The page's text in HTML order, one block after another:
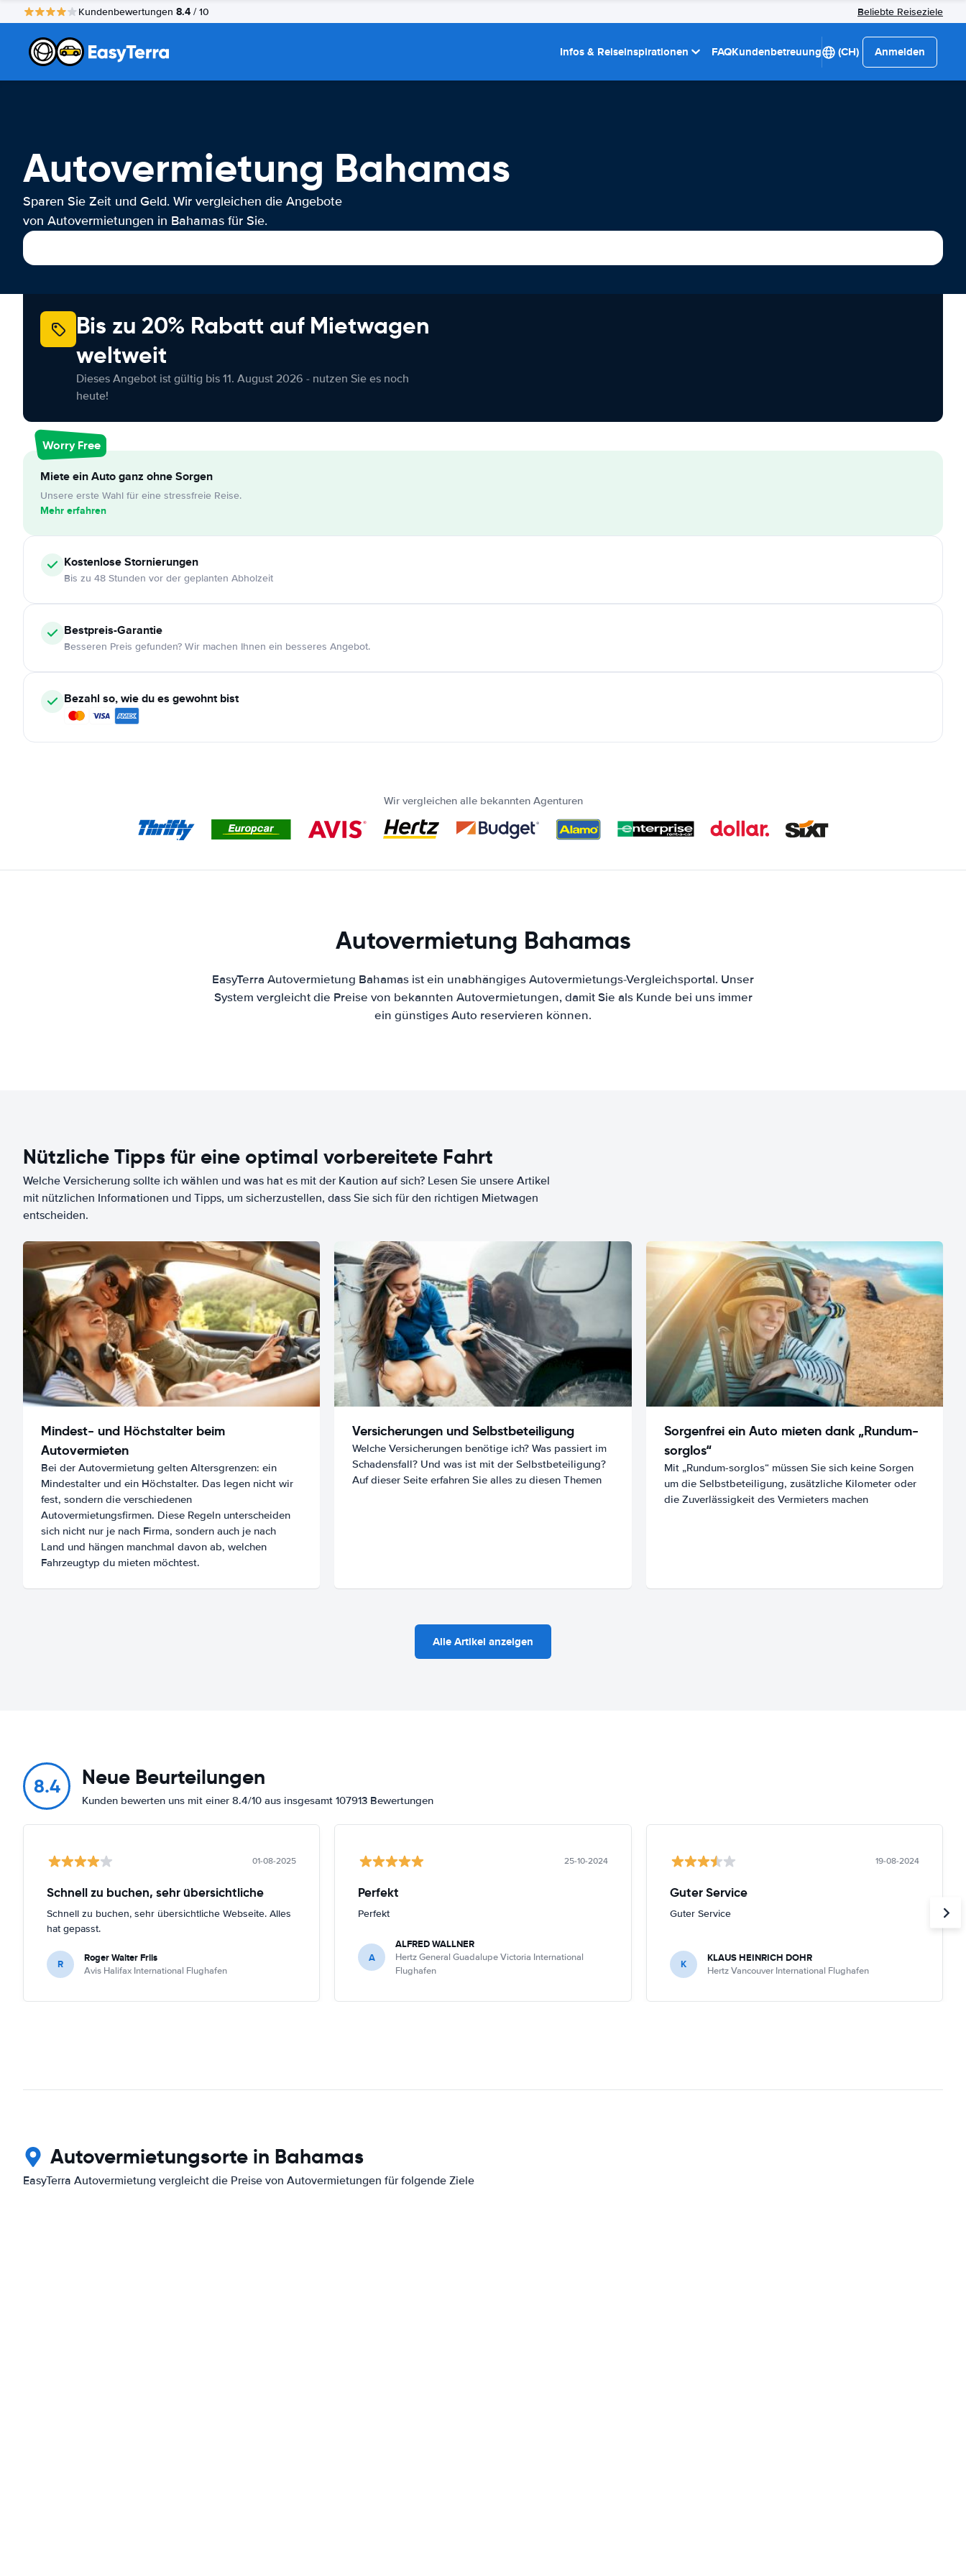
Kundenbewertungen 8.4 / 10 Beliebte Reiseziele
Infos & Reiseinspirationen FAQKundenbetreuung (CH) Anmelden
Autovermietung Bahamas
Sparen Sie Zeit und Geld. Wir vergleichen die Angebote
von Autovermietungen in Bahamas für Sie.
Bis zu 20% Rabatt auf Mietwagen
weltweit
Dieses Angebot ist gültig bis 11. August 2026 - nutzen Sie es noch
heute!
Worry Free
Miete ein Auto ganz ohne Sorgen
Unsere erste Wahl für eine stressfreie Reise.
Mehr erfahren
KostenloseStornierungen
Bis zu 48 Stunden vor der geplanten Abholzeit
Bestpreis-Garantie
Besseren Preis gefunden? Wir machen Ihnen ein besseres Angebot.
Bezahl so, wie du es gewohnt bist
Wir vergleichen alle bekannten Agenturen
Autovermietung Bahamas
EasyTerra Autovermietung Bahamas ist ein unabhängiges Autovermietungs-Vergleichsportal. Unser
System vergleicht die Preise von bekannten Autovermietungen, damit Sie als Kunde bei uns immer
ein günstiges Auto reservieren können.
Nützliche Tipps für eine optimal vorbereitete Fahrt
Welche Versicherung sollte ich wählen und was hat es mit der Kaution auf sich? Lesen Sie unsere Artikel
mit nützlichen Informationen und Tipps, um sicherzustellen, dass Sie sich für den richtigen Mietwagen
entscheiden.
Mindest- und Höchstalter beim
Autovermieten
Bei der Autovermietung gelten Altersgrenzen: ein
Mindestalter und ein Höchstalter. Das legen nicht wir
fest, sondern die verschiedenen
Autovermietungsfirmen. Diese Regeln unterscheiden
sich nicht nur je nach Firma, sondern auch je nach
Land und hängen manchmal davon ab, welchen
Fahrzeugtyp du mieten möchtest.
Versicherungen und Selbstbeteiligung
Welche Versicherungen benötige ich? Was passiert im
Schadensfall? Und was ist mit der Selbstbeteiligung?
Auf dieser Seite erfahren Sie alles zu diesen Themen
Sorgenfrei ein Auto mieten dank „Rundum-
sorglos“
Mit „Rundum-sorglos“ müssen Sie sich keine Sorgen
um die Selbstbeteiligung, zusätzliche Kilometer oder
die Zuverlässigkeit des Vermieters machen
Alle Artikel anzeigen
8.4 Neue Beurteilungen
Kunden bewerten uns mit einer 8.4/10 aus insgesamt 107913 Bewertungen
01-08-2025
Schnell zu buchen, sehr übersichtliche
Schnell zu buchen, sehr übersichtliche Webseite. Alles
hat gepasst.
R Roger Walter Friis
Avis Halifax International Flughafen
25-10-2024
Perfekt
Perfekt
A
ALFRED WALLNER
Hertz General Guadalupe Victoria International
Flughafen
19-08-2024
Guter Service
Guter Service
K KLAUS HEINRICH DOHR
Hertz Vancouver International Flughafen
Autovermietungsorte in Bahamas
EasyTerra Autovermietung vergleicht die Preise von Autovermietungen für folgende Ziele